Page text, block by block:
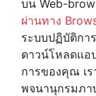
บน Web-
ผ่านทาง
ระบบปฏิบัติกา
ดาวน์โหลดแอ
การของคุณ เร
พจนานุกรมภา